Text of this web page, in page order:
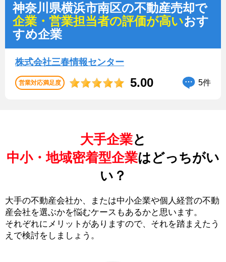
神奈川県横浜市南区の不動産売却で
企業・営業担当者の評価が高いおす
すめ企業
株式会社三春情報センター
営業対応満足度 5.00 5件
大手企業と
中小・地域密着型企業はどっちがい
い？
大手の不動産会社か、または中小企業や個人経営の不動
産会社を選ぶかを悩むケースもあるかと思います。
それぞれにメリットがありますので、それを踏まえたう
えで検討をしましょう。